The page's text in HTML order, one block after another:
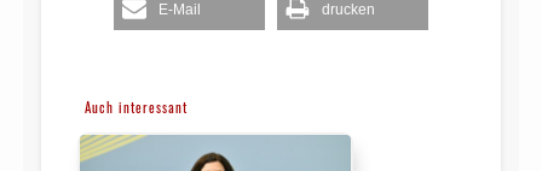
E-Mail drucken
Auch interessant